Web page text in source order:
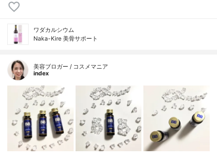
ワダカルシウム
Naka-Kire 美骨サポート
美容ブロガー / コスメマニア
index